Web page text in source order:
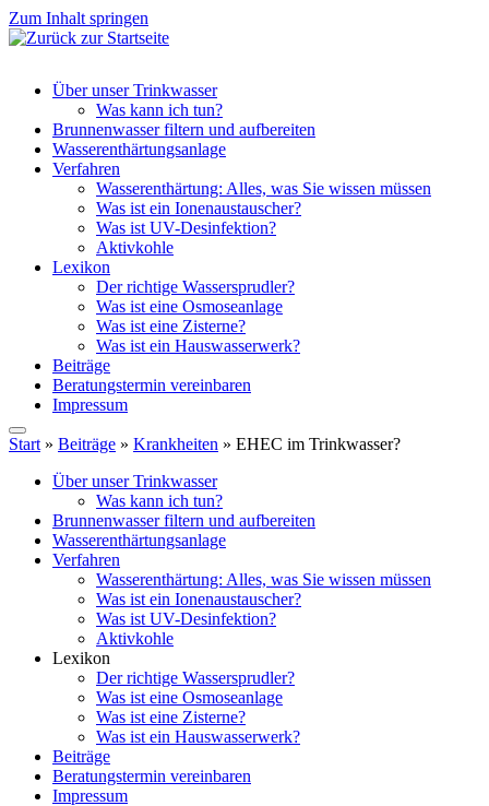
Zum Inhalt springen
Über unser Trinkwasser
Was kann ich tun?
Brunnenwasser filtern und aufbereiten
Wasserenthärtungsanlage
Verfahren
Wasserenthärtung: Alles, was Sie wissen müssen
Was ist ein Ionenaustauscher?
Was ist UV-Desinfektion?
Aktivkohle
Lexikon
Der richtige Wassersprudler?
Was ist eine Osmoseanlage
Was ist eine Zisterne?
Was ist ein Hauswasserwerk?
Beiträge
Beratungstermin vereinbaren
Impressum
Start » Beiträge » Krankheiten » EHEC im Trinkwasser?
Über unser Trinkwasser
Was kann ich tun?
Brunnenwasser filtern und aufbereiten
Wasserenthärtungsanlage
Verfahren
Wasserenthärtung: Alles, was Sie wissen müssen
Was ist ein Ionenaustauscher?
Was ist UV-Desinfektion?
Aktivkohle
Lexikon
Der richtige Wassersprudler?
Was ist eine Osmoseanlage
Was ist eine Zisterne?
Was ist ein Hauswasserwerk?
Beiträge
Beratungstermin vereinbaren
Impressum